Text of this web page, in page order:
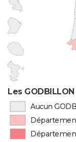
Les
Aucun